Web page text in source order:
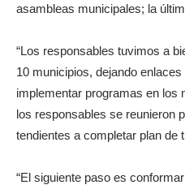
asambleas municipales; la
“Los responsables tuvimos a
10 municipios, dejando
implementar programas en los
los responsables se reunieron
tendientes a completar plan de
“El siguiente paso es